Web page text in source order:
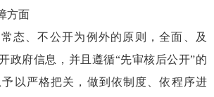
方面
态、不公开为例外的原则，全面、及
政府信息，并且遵循“先审核后公开”的
以严格把关，做到依制度、依程序进